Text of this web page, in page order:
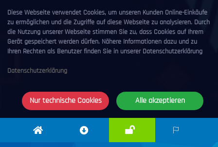
Diese Webseite verwendet Cookies, um unseren Kunden Online-Einkäufe
zu ermöglichen und die Zugriffe auf diese Webseite zu analysieren. Durch
die Nutzung unserer Webseite stimmen Sie zu, dass Cookies auf Ihrem
Gerät gespeichert werden dürfen. Nähere Informationen dazu und zu
Ihren Rechten als Benutzer finden Sie in unserer Datenschutzerklärung
Datenschutzerklärung
Nur technische Cookies Alle akzeptieren
Elektronik
Downloadcenter